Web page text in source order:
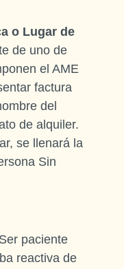
o Lugar de
de uno de
el AME
factura
del
de alquiler.
se llenará la
Sin
paciente
reactiva de